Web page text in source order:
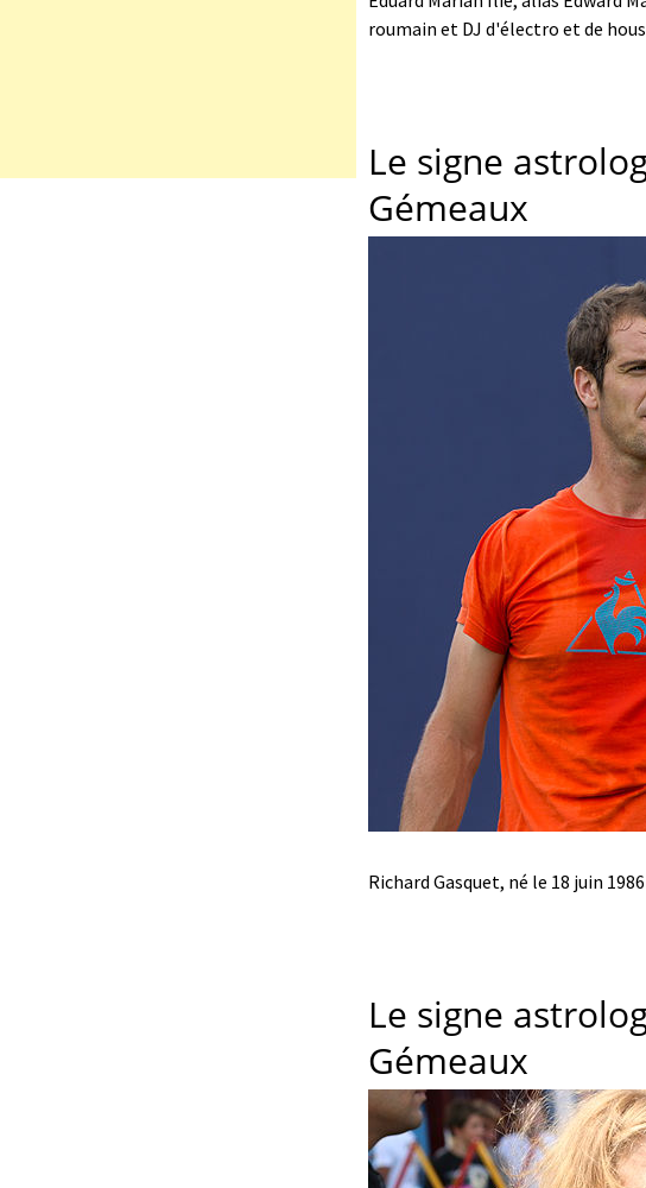
roumain et DJ d'électro et de
Le signe
Gémeaux
Richard Gasquet, né le 18 juin
Le signe
Gémeaux